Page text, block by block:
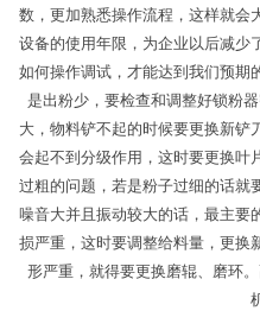
数，更加熟悉操作流程，这样就会
设备的使用年限，为企业以后减少
如何操作调试，才能达到我们预期
是出粉少，要检查和调整好锁粉
大，物料铲不起的时候要更换新铲
会起不到分级作用，这时要更换叶
过粗的问题，若是粉子过细的话就
噪音大并且振动较大的话，最主要
损严重，这时要调整给料量，更换
形严重，就得要更换磨辊、磨环